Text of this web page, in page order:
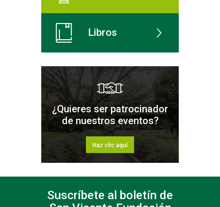
Libros
¿Quieres ser patrocinador
de nuestros eventos?
Haz clic aquí
Suscríbete al boletín de